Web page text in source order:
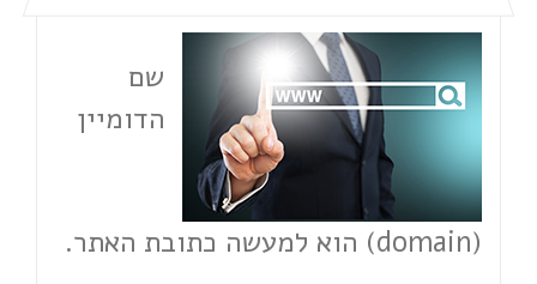
שם
הדומיין
(domain) הוא למעשה כתובת האתר.